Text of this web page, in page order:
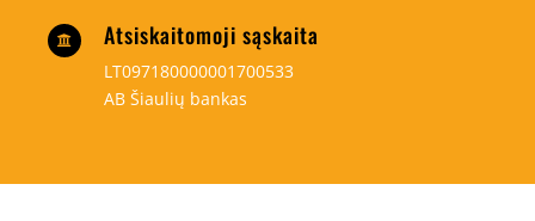
 Atsiskaitomoji sąskaita
LT097180000001700533
AB Šiaulių bankas